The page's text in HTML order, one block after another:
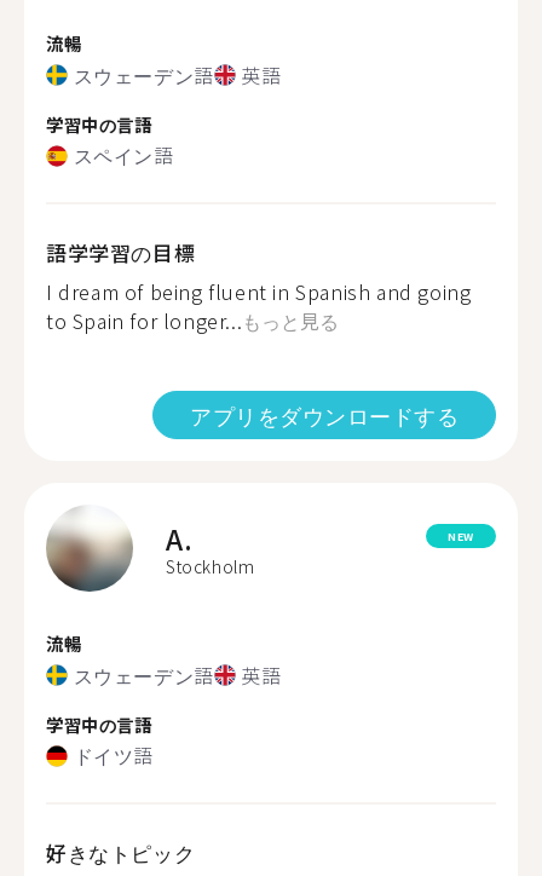
流暢
スウェーデン語 英語
学習中の言語
スペイン語
語学学習の目標
I dream of being fluent in Spanish and going
to Spain for longer...もっと見る
アプリをダウンロードする
A.
Stockholm
NEW
流暢
スウェーデン語 英語
学習中の言語
ドイツ語
好きなトピック